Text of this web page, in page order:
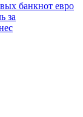
банкнот евро
за